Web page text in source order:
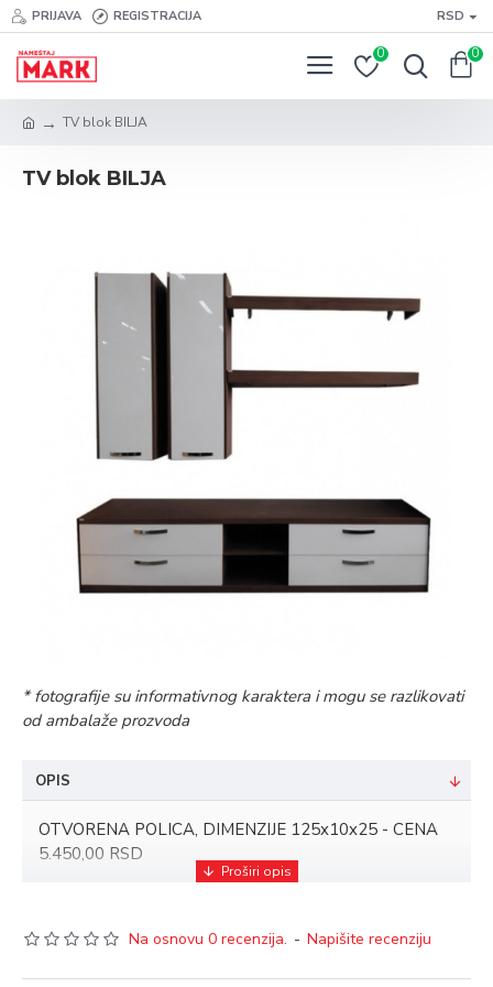
PRIJAVA REGISTRACIJA RSD
0 0
TV blok BILJA
TV blok BILJA
* fotografije su informativnog karaktera i mogu se razlikovati
od ambalaže prozvoda
OPIS
OTVORENA POLICA, DIMENZIJE 125x10x25 - CENA
5.450,00 RSD
Na osnovu 0 recenzija. - Napišite recenziju